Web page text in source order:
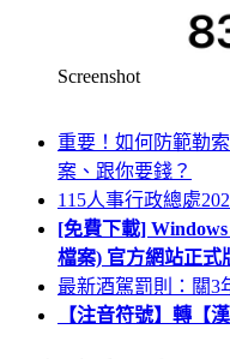
Screenshot
重要！如何防範勒
案、跟你要錢？
115人事行政總處
[免費下載]
檔案) 官方網站正式
最新酒駕罰則：關3
【注音符號】轉【